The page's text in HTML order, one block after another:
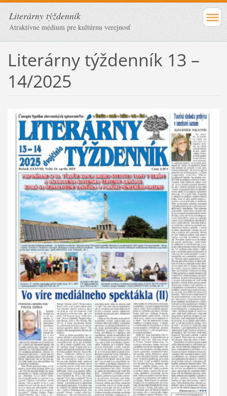
Literárny týždenník
Atraktívne médium pre kultúrnu verejnosť
Literárny týždenník 13 –
14/2025